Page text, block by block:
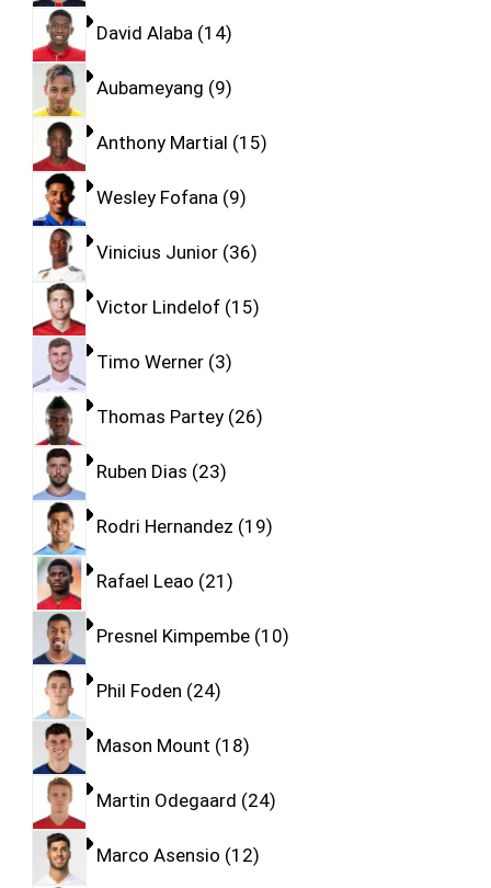
David Alaba 14
Aubameyang 9
Anthony Martial 15
Wesley Fofana 9
Vinicius Junior 36
Victor Lindelof 15
Timo Werner 3
Thomas Partey 26
Ruben Dias 23
Rodri Hernandez 19
Rafael Leao 21
Presnel Kimpembe 10
Phil Foden 24
Mason Mount 18
Martin Odegaard 24
Marco Asensio 12